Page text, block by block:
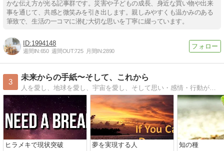
かな伝え方が光る記事群です。災害や子どもの成長、身近な買い物や出来
事を通じて、共感と微笑みを引き出します。親しみやすくも温かみのある
筆致で、生活の一コマに潜む大切な思いを丁寧に綴っています。
1994148
週間IN:650 週間OUT:725 月間IN:2890
3
未来からの手紙〜そして、これから
人を愛し、地球を愛し、宇宙を愛し、そして思い・感情・行動が、無限のエネルギーと調和して、人は描いた未来へと。
ヒラメキで現状突破 夢を実現する人 知の種